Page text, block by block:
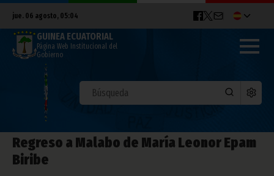
jue. 06 agosto, 05:04
GUINEA ECUATORIAL
Página Web Institucional del
Gobierno
Regreso a Malabo de María Leonor Epam
Biribe